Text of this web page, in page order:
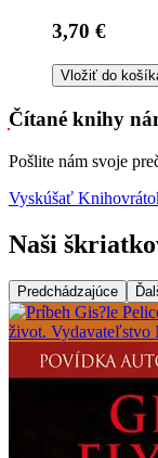
3,70 €
Vložiť do
Čítané knihy
Pošlite nám svoje
Vyskúšať
Naši
Predchádzajúce